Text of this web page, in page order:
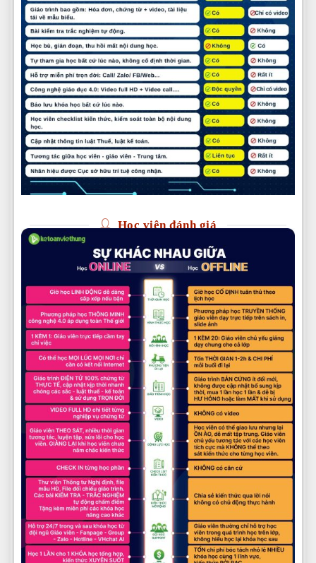
Học viên đánh giá